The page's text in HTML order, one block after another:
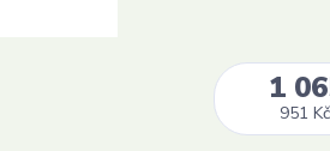
1
951 Kč